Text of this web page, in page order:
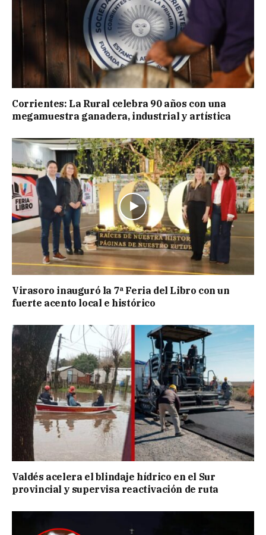
Corrientes: La Rural celebra 90 años con una
megamuestra ganadera, industrial y artística
Virasoro inauguró la 7ª Feria del Libro con un
fuerte acento local e histórico
Valdés acelera el blindaje hídrico en el Sur
provincial y supervisa reactivación de ruta